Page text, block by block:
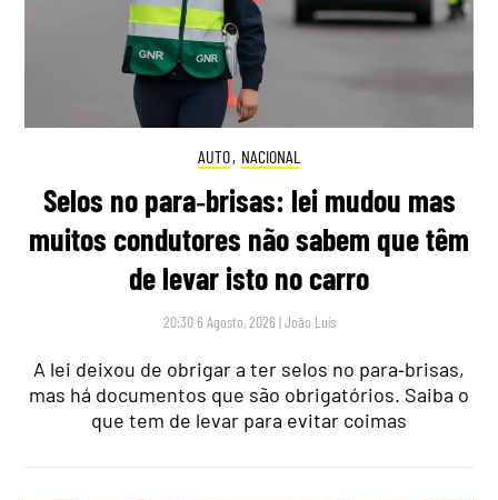
AUTO, NACIONAL
Selos no para‑brisas: lei mudou mas
muitos condutores não sabem que têm
de levar isto no carro
20:30 6 Agosto, 2026 |João Luís
A lei deixou de obrigar a ter selos no para‑brisas,
mas há documentos que são obrigatórios. Saiba o
que tem de levar para evitar coimas